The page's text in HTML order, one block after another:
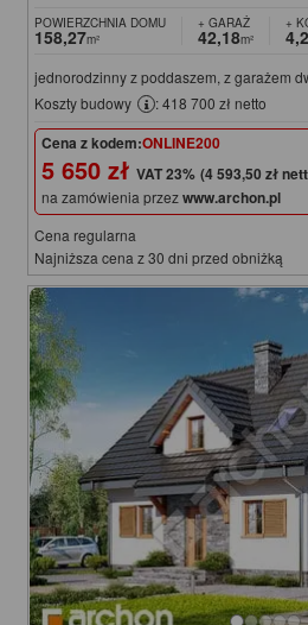
POWIERZCHNIA DOMU
158,27m²
+ GARAŻ
42,18m²
+
jednorodzinny z poddaszem, z garażem
Koszty budowy
: 418 700 zł netto
Cena z kodem:ONLINE200
5 650 zł (4 593,50 zł
na zamówienia przezwww.archon.pl
Cena regularna
Najniższa cena z 30 dni przed obniżką